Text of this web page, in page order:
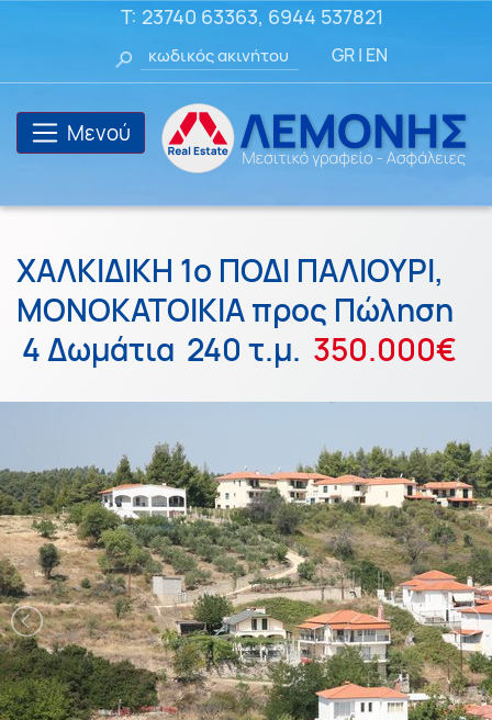
T: 23740 63363, 6944 537821
GR| EN
Μενού
ΧΑΛΚΙΔΙΚΗ 1ο ΠΟΔΙ ΠΑΛΙΟΥΡΙ,
ΜΟΝΟΚΑΤΟΙΚΙΑ προς Πώληση
4 Δωμάτια 240 τ.μ. 350.000€